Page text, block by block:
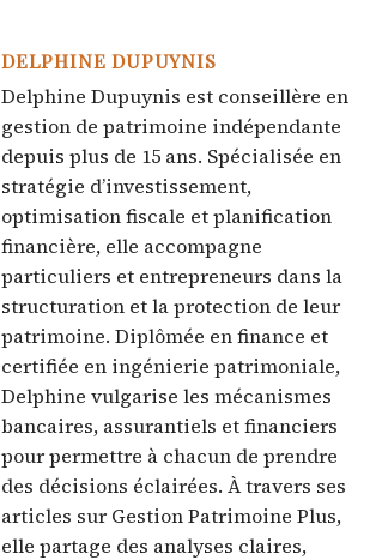
DELPHINE DUPUYNIS
Delphine Dupuynis est conseillère en
gestion de patrimoine indépendante
depuis plus de 15 ans. Spécialisée en
stratégie d’investissement,
optimisation fiscale et planification
financière, elle accompagne
particuliers et entrepreneurs dans la
structuration et la protection de leur
patrimoine. Diplômée en finance et
certifiée en ingénierie patrimoniale,
Delphine vulgarise les mécanismes
bancaires, assurantiels et financiers
pour permettre à chacun de prendre
des décisions éclairées. À travers ses
articles sur Gestion Patrimoine Plus,
elle partage des analyses claires,